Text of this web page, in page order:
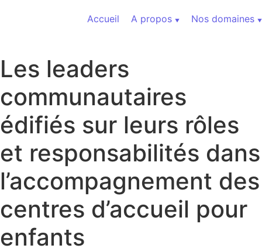
Accueil
A propos Nos domaines
Les leaders
communautaires
édifiés sur leurs rôles
et responsabilités dans
l’accompagnement des
centres d’accueil pour
enfants